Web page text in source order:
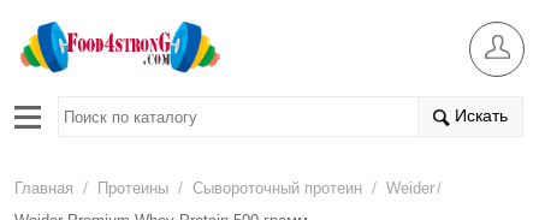
Искать
Главная / Протеины / Сывороточный протеин / Weider/